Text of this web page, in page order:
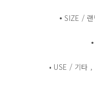
•SIZE / 랜
•
• USE / 기타